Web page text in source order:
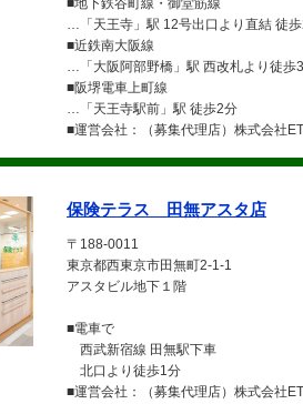
■地下鉄谷町線・御堂筋線
…「天王寺」駅 12号出口より直結 徒
■近鉄南大阪線
…「大阪阿部野橋」駅 西改札より徒歩
■阪堺電車上町線
…「天王寺駅前」駅 徒歩2分
■運営会社：（募集代理店）株式会社
保険テラス 田無アスタ店
〒188-0011
東京都西東京市田無町2-1-1
アスタビル地下１階
■電車で
西武新宿線 田無駅下車
北口より徒歩1分
■運営会社：（募集代理店）株式会社